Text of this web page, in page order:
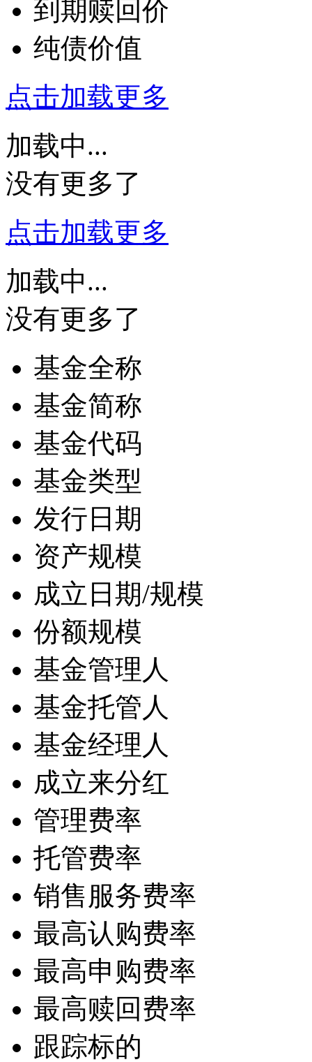
到期赎回价
纯债价值
点击加载更多
加载中...
没有更多了
点击加载更多
加载中...
没有更多了
基金全称
基金简称
基金代码
基金类型
发行日期
资产规模
成立日期/规模
份额规模
基金管理人
基金托管人
基金经理人
成立来分红
管理费率
托管费率
销售服务费率
最高认购费率
最高申购费率
最高赎回费率
跟踪标的